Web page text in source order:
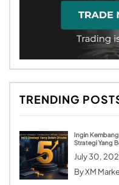
TRENDING
Ingin
Strategi Yang
July 30,
ByXM